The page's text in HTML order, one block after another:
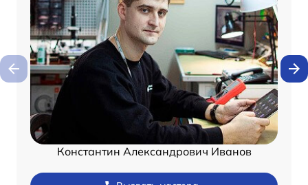
Константин Александрович Иванов